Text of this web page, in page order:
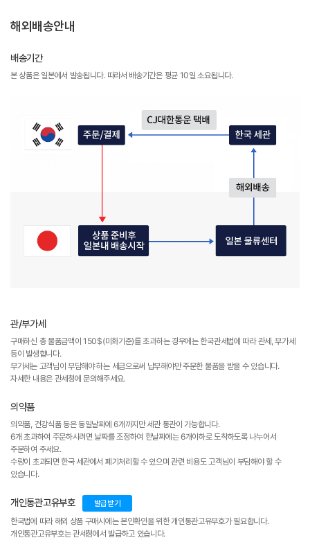
해외배송안내
배송기간
본 상품은 일본에서 발송됩니다. 따라서 배송기간은 평균 10일 소요됩니다.
관/부가세
구매하신 총 물품금액이 150$(미화기준)를 초과하는 경우에는 한국관세법에 따라 관세, 부가세
등이 발생합니다.
부가세는 고객님이 부담해야 하는 세금으로써 납부해야만 주문한 물품을 받을 수 있습니다.
자세한 내용은 관세청에 문의해주세요.
의약품
의약품, 건강식품 등은 동일날짜에 6개까지만 세관 통관이 가능합니다.
6개 초과하여 주문하시려면 날짜를 조정하여 한날짜에는 6개이하로 도착하도록 나누어서
주문하여 주세요.
수량이 초과되면 한국 세관에서 폐기처리할 수 있으며 관련 비용도 고객님이 부담해야 할 수
있습니다.
개인통관고유부호 발급받기
한국법에 따라 해외 상품 구매시에는 본인확인을 위한 개인통관고유부호가 필요합니다.
개인통관고유부호는 관세청에서 발급하고 있습니다.